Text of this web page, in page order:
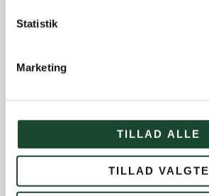
Statistik
Marketing
TILLAD ALLE
TILLAD VALGTE
Klubblad + Årsblad